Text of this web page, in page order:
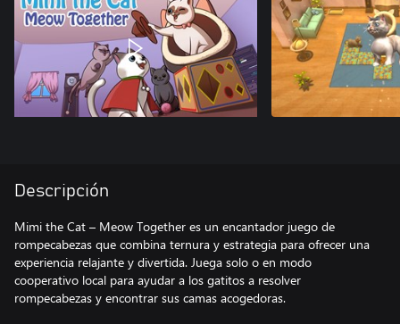
Descripción
Mimi the Cat – Meow Together es un encantador juego de
rompecabezas que combina ternura y estrategia para ofrecer una
experiencia relajante y divertida. Juega solo o en modo
cooperativo local para ayudar a los gatitos a resolver
rompecabezas y encontrar sus camas acogedoras.